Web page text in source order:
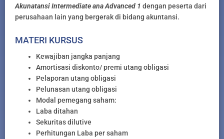
Akunatansi Intermediate ana Advanced 1 dengan peserta dari
perusahaan lain yang bergerak di bidang akuntansi.
MATERI KURSUS
Kewajiban jangka panjang
Amortisasi diskonto/ premi utang obligasi
Pelaporan utang obligasi
Pelunasan utang obligasi
Modal pemegang saham:
Laba ditahan
Sekuritas dilutive
Perhitungan Laba per saham